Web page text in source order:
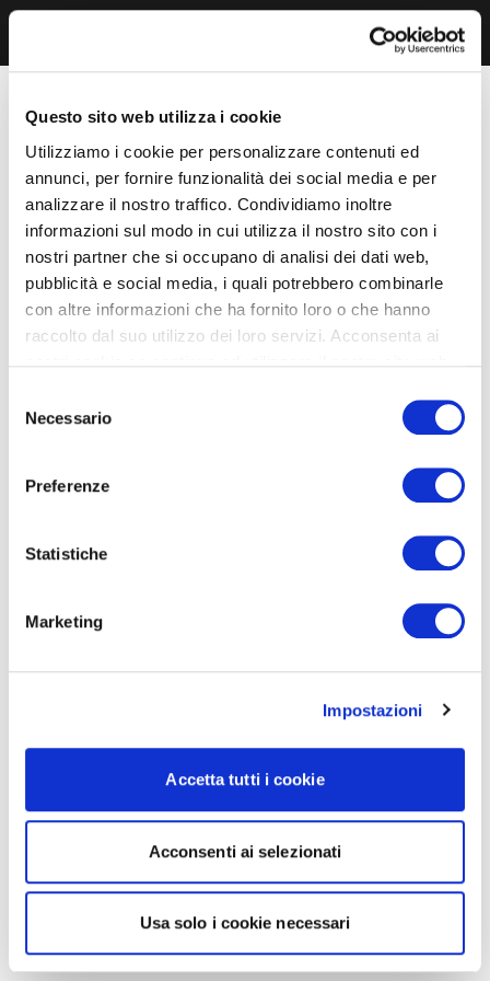
Questo sito web utilizza i cookie
Utilizziamo i cookie per personalizzare contenuti ed
annunci, per fornire funzionalità dei social media e per
analizzare il nostro traffico. Condividiamo inoltre
informazioni sul modo in cui utilizza il nostro sito con i
nostri partner che si occupano di analisi dei dati web,
pubblicità e social media, i quali potrebbero combinarle
con altre informazioni che ha fornito loro o che hanno
raccolto dal suo utilizzo dei loro servizi. Acconsenta ai
delNecessario
Preferenze
Statistiche
Marketing
Impostazioni
Accetta tutti i cookie
Acconsenti ai selezionati
Usa solo i cookie necessari